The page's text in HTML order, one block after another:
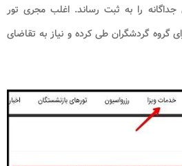
را به ثبت رساند. اغلب مجری تور
گروه گردشگران طی کرده و نیاز به تقاضای